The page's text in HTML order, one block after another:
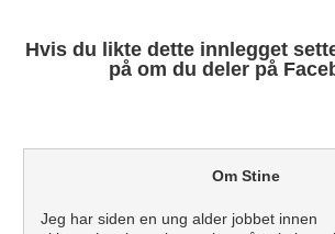
Hvis du likte dette innlegget
på om du deler på
Om Stine
Jeg har siden en ung alder jobbet innen